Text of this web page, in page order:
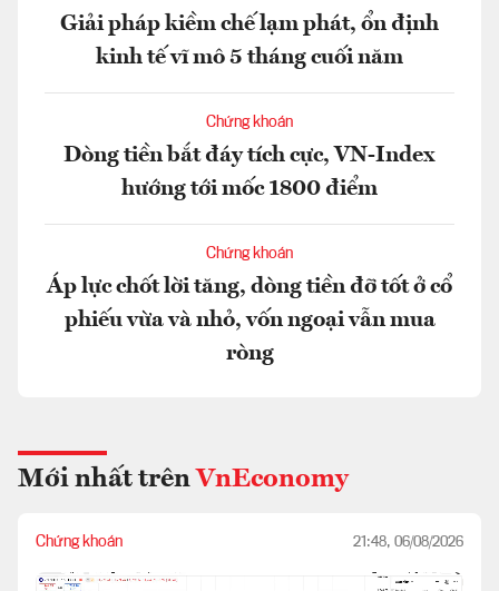
Giải pháp kiềm chế lạm phát, ổn định
kinh tế vĩ mô 5 tháng cuối năm
Chứng khoán
Dòng tiền bắt đáy tích cực, VN-Index
hướng tới mốc 1800 điểm
Chứng khoán
Áp lực chốt lời tăng, dòng tiền đỡ tốt ở cổ
phiếu vừa và nhỏ, vốn ngoại vẫn mua
ròng
Mới nhất trên VnEconomy
Chứng khoán 21:48, 06/08/2026